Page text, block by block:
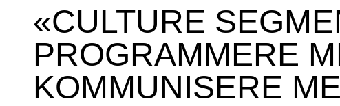
«CULTURE
PROGRAMMERE
KOMMUNISERE